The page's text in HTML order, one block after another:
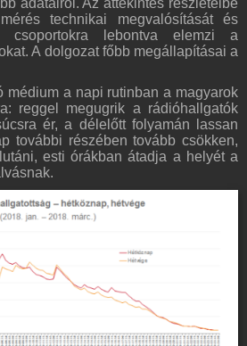
adatairól. Az áttekintés részleteibe
technikai megvalósítását és
csoportokra lebontva elemzi a
A dolgozat főbb megállapításai a
médium a napi rutinban a magyarok
reggel megugrik a rádióhallgatók
ér, a délelőtt folyamán lassan
további részében tovább csökken,
esti órákban átadja a helyét a